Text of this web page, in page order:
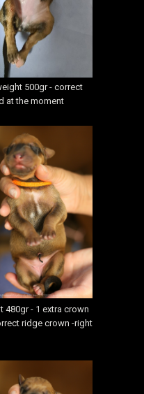
500gr - correct
at the moment
480gr - 1 extra crown
ridge crown -right